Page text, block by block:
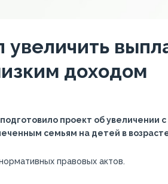
доходом
проект об увеличении с
семьям на детей в
правовых актов.